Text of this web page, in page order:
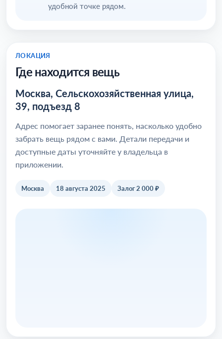
удобной точке рядом.
ЛОКАЦИЯ
Где находится вещь
Москва, Сельскохозяйственная улица,
39, подъезд 8
Адрес помогает заранее понять, насколько удобно
забрать вещь рядом с вами. Детали передачи и
доступные даты уточняйте у владельца в
приложении.
Москва 18 августа 2025 Залог 2 000 ₽